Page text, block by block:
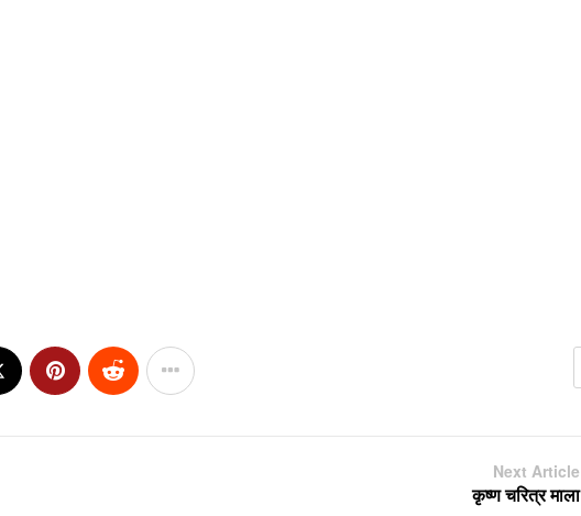
Next Article
कृष्ण चरित्र माला